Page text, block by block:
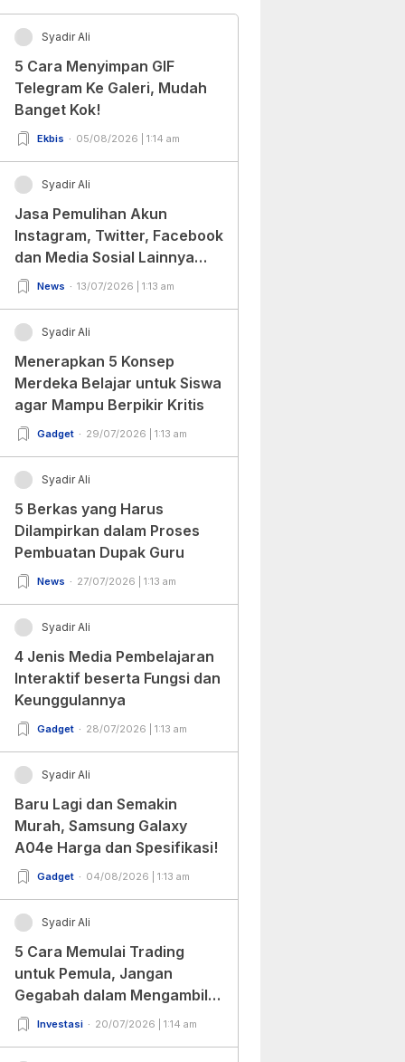
Syadir Ali
5 Cara Menyimpan GIF
Telegram Ke Galeri, Mudah
Banget Kok!
Ekbis 05/08/2026 | 1:14 am
Syadir Ali
Jasa Pemulihan Akun
Instagram, Twitter, Facebook
dan Media Sosial Lainnya
(Update Terbaru 2022)
News 13/07/2026 | 1:13 am
Syadir Ali
Menerapkan 5 Konsep
Merdeka Belajar untuk Siswa
agar Mampu Berpikir Kritis
Gadget 29/07/2026 | 1:13 am
Syadir Ali
5 Berkas yang Harus
Dilampirkan dalam Proses
Pembuatan Dupak Guru
News 27/07/2026 | 1:13 am
Syadir Ali
4 Jenis Media Pembelajaran
Interaktif beserta Fungsi dan
Keunggulannya
Gadget 28/07/2026 | 1:13 am
Syadir Ali
Baru Lagi dan Semakin
Murah, Samsung Galaxy
A04e Harga dan Spesifikasi!
Gadget 04/08/2026 | 1:13 am
Syadir Ali
5 Cara Memulai Trading
untuk Pemula, Jangan
Gegabah dalam Mengambil
Keputusan!
Investasi 20/07/2026 | 1:14 am